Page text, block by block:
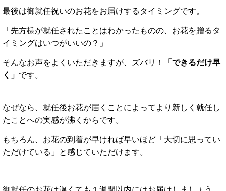
最後は御就任祝いのお花をお届けするタイミングです。
「先方様が就任されたことはわかったものの、お花を贈るタ
イミングはいつがいいの？」
そんなお声をよくいただきますが、 ズバリ！
「できるだけ早
く」 です。
なぜなら、就任後お花が届くことによってより新しく就任し
たことへの実感が沸くからです。
もちろん、お花の到着が早ければ早いほど「大切に思ってい
ただけている」と感じていただけます。